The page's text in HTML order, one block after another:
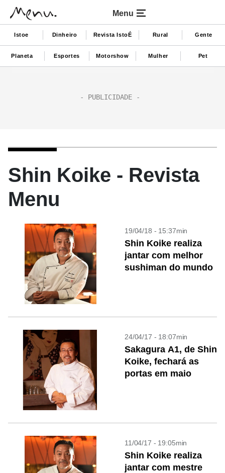
Menu
Istoe Dinheiro Revista IstoÉ Rural Gente
Planeta Esportes Motorshow Mulher Pet
Shin Koike - Revista
Menu
19/04/18 - 15:37min
Shin Koike realiza
jantar com melhor
sushiman do mundo
24/04/17 - 18:07min
Sakagura A1, de Shin
Koike, fechará as
portas em maio
11/04/17 - 19:05min
Shin Koike realiza
jantar com mestre